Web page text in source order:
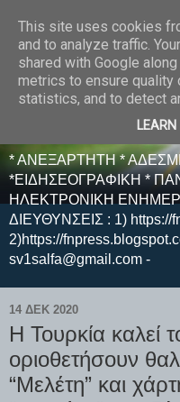
E F E N P
* ΑΝΕΞΑΡΤΗΤΗ *
*ΕΙΔΗΣΕΟΓΡΑΦΙΚΗ *
ΗΛΕΚΤΡΟΝΙΚΗ
ΔΙΕΥΘΥΝΣΕΙΣ : 1) https://
2)https://
sv1salfa@gmail.com -
14 ΔΕΚ 2020
Η Τουρκία καλεί
οριοθετήσουν
“Μελέτη” και
This site uses cookies
and to analyze traffic.
shared with Google
metrics to ensure quality
statistics, and to detect